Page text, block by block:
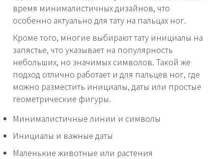
время минималистичных дизайнов, что
особенно актуально для тату на пальцах ног.
Кроме того, многие выбирают тату инициалы на
запястье, что указывает на популярность
небольших, но значимых символов. Такой же
подход отлично работает и для пальцев ног, где
можно разместить инициалы, даты или простые
геометрические фигуры.
Минималистичные линии и символы
Инициалы и важные даты
Маленькие животные или растения